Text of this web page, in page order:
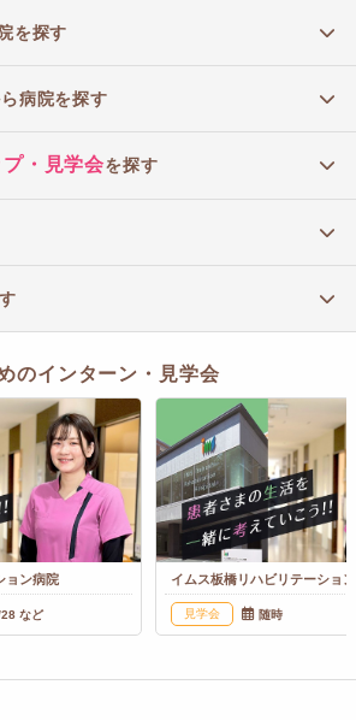
を探す
病院を探す
・見学会を探す
のインターン・見学会
ョン病院
など
イムス板橋リハビリテーショ
見学会 随時